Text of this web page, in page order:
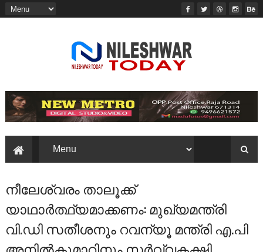
നീലേശ്വരം താലൂക്ക്
യാഥാർത്ഥ്യമാക്കണം: മുഖ്യമന്ത്രി
വി.ഡി സതീശനും റവന്യൂ മന്ത്രി എ.പി